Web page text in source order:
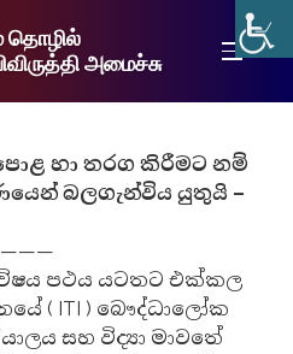
தொழில்
அமைச்சு
හා තරග කිරීමට නම්
බලගැන්විය යුතුයි –
පථය යටතට එක්කල
( ITI ) බෞද්ධාලෝක
සහ විද්‍යා මාවතේ